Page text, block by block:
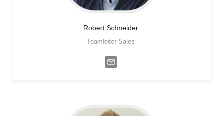
Robert Schneider
Teamleiter Sales